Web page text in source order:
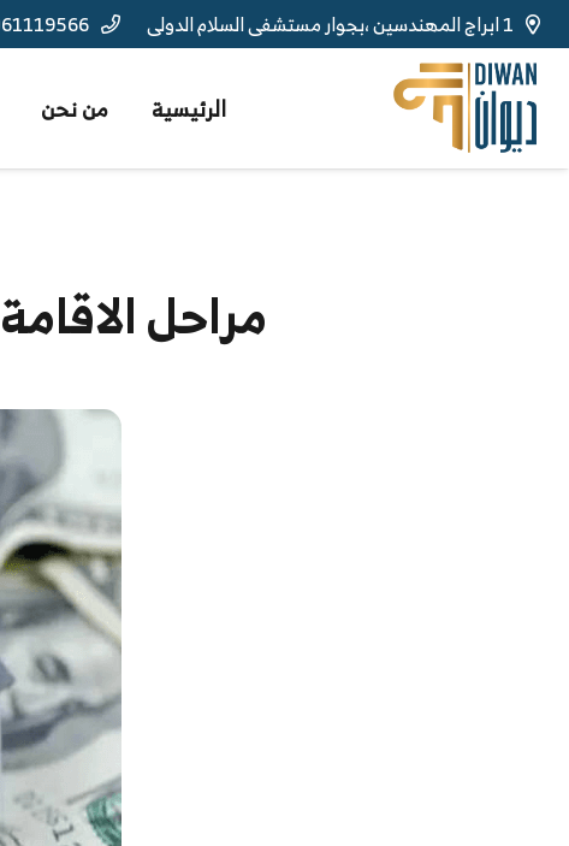
1 ابراج المهندسين ،بجوار مستشفى السلام الدولى
الرئيسية من نحن
مراحل